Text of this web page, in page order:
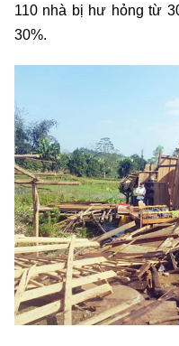
110 nhà bị hư hỏng từ
30%.